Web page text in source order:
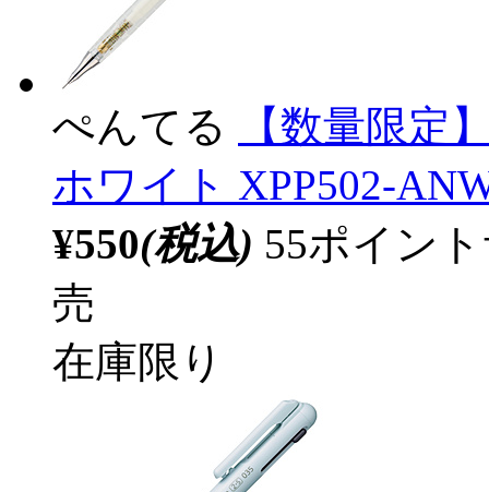
ぺんてる
【数量限
ホワイト XPP502-
¥550(税込) 55ポイン
売
在庫限り